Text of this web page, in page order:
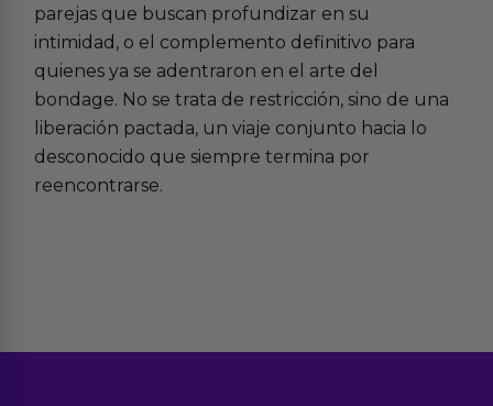
parejas que buscan profundizar en su
intimidad, o el complemento definitivo para
quienes ya se adentraron en el arte del
bondage. No se trata de restricción, sino de una
liberación pactada, un viaje conjunto hacia lo
desconocido que siempre termina por
reencontrarse.